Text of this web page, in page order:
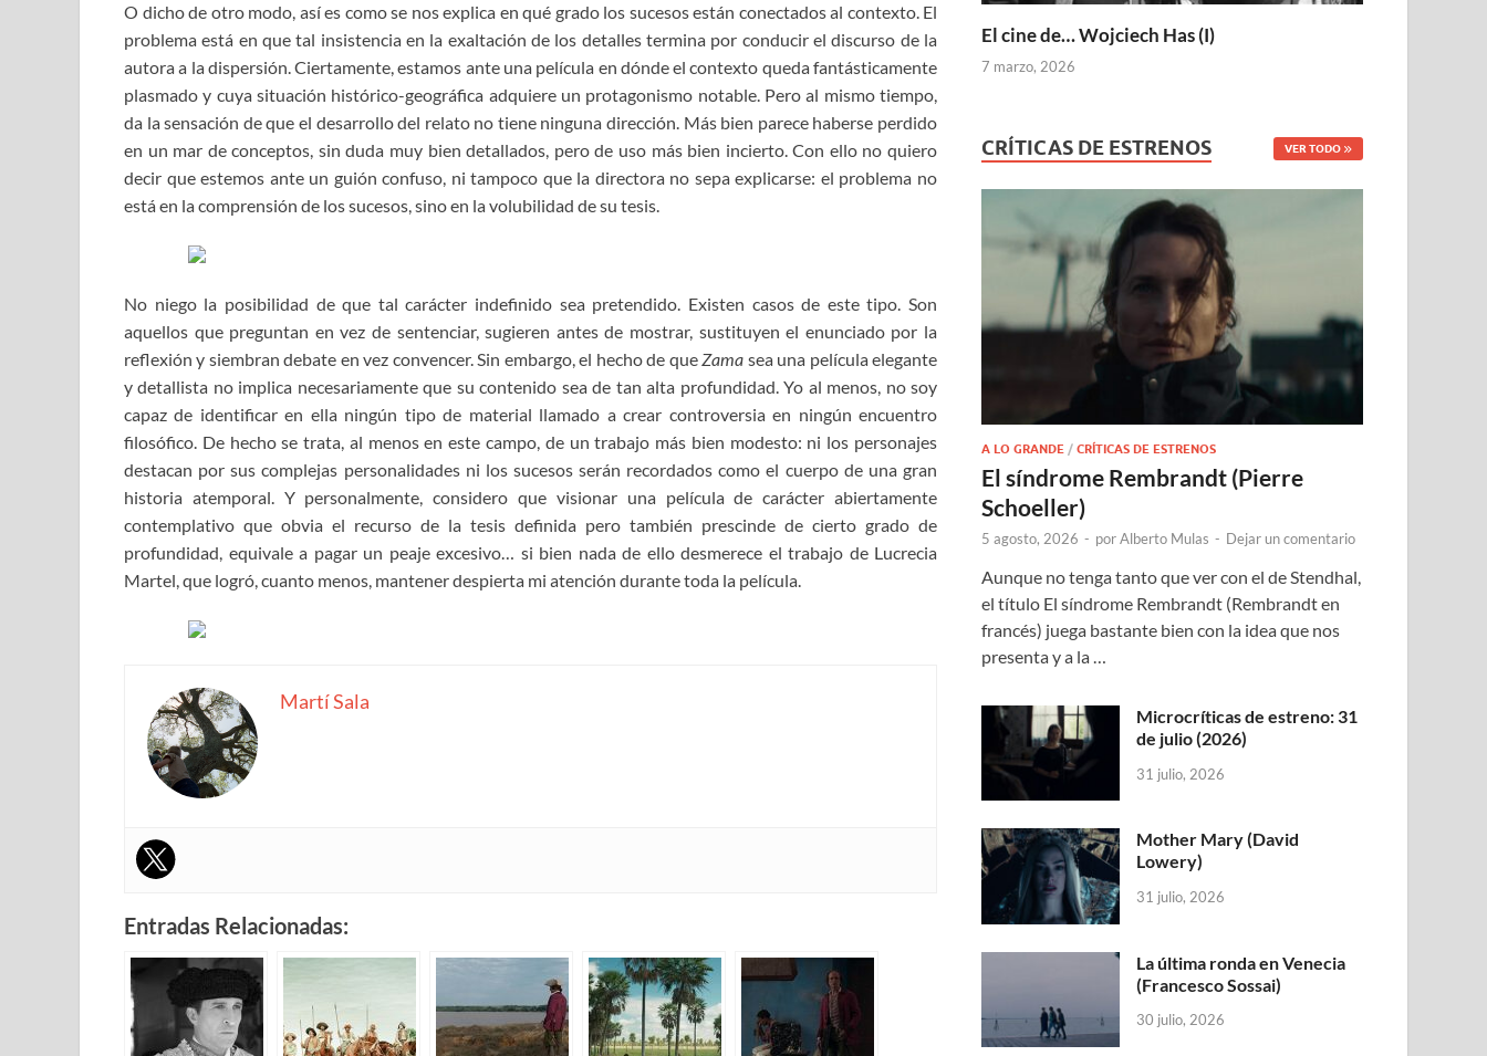
O dicho de otro modo, así es como se nos explica en qué grado los sucesos están conectados al contexto. El
problema está en que tal insistencia en la exaltación de los detalles termina por conducir el discurso de la
autora a la dispersión. Ciertamente, estamos ante una película en dónde el contexto queda fantásticamente
plasmado y cuya situación histórico-geográfica adquiere un protagonismo notable. Pero al mismo tiempo,
da la sensación de que el desarrollo del relato no tiene ninguna dirección. Más bien parece haberse perdido
en un mar de conceptos, sin duda muy bien detallados, pero de uso más bien incierto. Con ello no quiero
decir que estemos ante un guión confuso, ni tampoco que la directora no sepa explicarse: el problema no
está en la comprensión de los sucesos, sino en la volubilidad de su tesis.
No niego la posibilidad de que tal carácter indefinido sea pretendido. Existen casos de este tipo. Son
aquellos que preguntan en vez de sentenciar, sugieren antes de mostrar, sustituyen el enunciado por la
reflexión y siembran debate en vez convencer. Sin embargo, el hecho de queZama sea una película elegante
y detallista no implica necesariamente que su contenido sea de tan alta profundidad. Yo al menos, no soy
capaz de identificar en ella ningún tipo de material llamado a crear controversia en ningún encuentro
filosófico. De hecho se trata, al menos en este campo, de un trabajo más bien modesto: ni los personajes
destacan por sus complejas personalidades ni los sucesos serán recordados como el cuerpo de una gran
historia atemporal. Y personalmente, considero que visionar una película de carácter abiertamente
contemplativo que obvia el recurso de la tesis definida pero también prescinde de cierto grado de
profundidad, equivale a pagar un peaje excesivo… si bien nada de ello desmerece el trabajo de Lucrecia
Martel, que logró, cuanto menos, mantener despierta mi atención durante toda la película.
Martí Sala
Entradas Relacionadas:
El cine de… Wojciech Has (I)
7 marzo, 2026
CRÍTICAS DE ESTRENOS VER TODO
A LO GRANDE /CRÍTICAS DE ESTRENOS
El síndrome Rembrandt (Pierre
Schoeller)
5 agosto, 2026 - porAlberto Mulas - Dejar un comentario
Aunque no tenga tanto que ver con el de Stendhal,
el título El síndrome Rembrandt (Rembrandt en
francés) juega bastante bien con la idea que nos
presenta y a la …
Microcríticas de estreno: 31
de julio (2026)
31 julio, 2026
Mother Mary (David
Lowery)
31 julio, 2026
La última ronda en Venecia
(Francesco Sossai)
30 julio, 2026